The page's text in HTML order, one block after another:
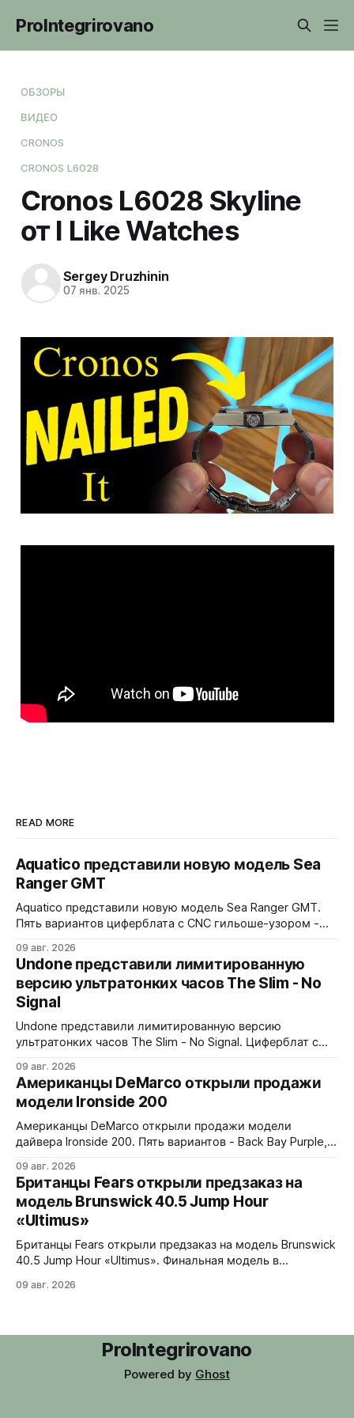
ProIntegrirovano
ОБЗОРЫ
ВИДЕО
CRONOS
CRONOS L6028
Cronos L6028 Skyline
от I Like Watches
Sergey Druzhinin
07 янв. 2025
READ MORE
Aquatico представили новую модель Sea
Ranger GMT
Aquatico представили новую модель Sea Ranger GMT.
Пять вариантов циферблата с CNC гильоше-узором -
экземпляров каждого варианта. Заводная коронка
расположена на 4 часах. Водозащита 300 метров.
Сапфировое стекло с AR-покрытием, FKM-ремешок, 7
слоев Swiss Super-LumiNova на циферблате,
09 авг. 2026
Undone представили лимитированную
версию ультратонких часов The Slim - No
Signal
Undone представили лимитированную версию
ультратонких часов The Slim - No Signal. Циферблат с
белые помехи, зигзаги, спирали и геометрические
фигуры. Бирюзовый треугольник UNDONE на 12 часах.
Корпус из нержавеющей стали 316L, интегрированный
браслет. Водозащита 30 метров. 37x4,9x43 мм. Ronda
1062 кварц
09 авг. 2026
Американцы DeMarco открыли продажи
модели Ironside 200
Американцы DeMarco открыли продажи модели
дайвера Ironside 200. Пять вариантов - Back Bay Purple,
Blue. Корпус из стали 316L, керамическая вставка
безеля на 120 кликов, сапфировое стекло с обеих
сторон. Водозащита 200 метров, винтовая головка.
Люм Swiss Luminova BGW9. В комплекте стальной
jubilee-
09 авг. 2026
Британцы Fears открыли предзаказ на
модель Brunswick 40.5 Jump Hour
«Ultimus»
Британцы Fears открыли предзаказ на модель Brunswick
40.5 Jump Hour «Ultimus». Финальная модель в
с Andrew Morgan. Прыгающий час реализован на модуле
люминесцентным часовым диском: внешний - сапфир с
09 авг. 2026
ProIntegrirovano
Powered by Ghost